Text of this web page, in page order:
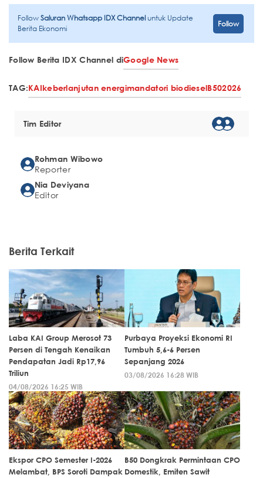
FollowSaluran Whatsapp IDX Channeluntuk Update
Berita Ekonomi
Follow
Follow Berita IDX Channel diGoogle News
TAG:KAIkeberlanjutan energimandatori biodieselB502026
Tim Editor
Rohman Wibowo
Reporter
Nia Deviyana
Editor
Berita Terkait
Laba KAI Group Merosot 73
Persen di Tengah Kenaikan
Pendapatan Jadi Rp17,96
Triliun
04/08/2026 16:25 WIB
Purbaya Proyeksi Ekonomi RI
Tumbuh 5,6-6 Persen
Sepanjang 2026
03/08/2026 16:28 WIB
Ekspor CPO Semester I-2026
Melambat, BPS Soroti Dampak
B50 Dongkrak Permintaan CPO
Domestik, Emiten Sawit